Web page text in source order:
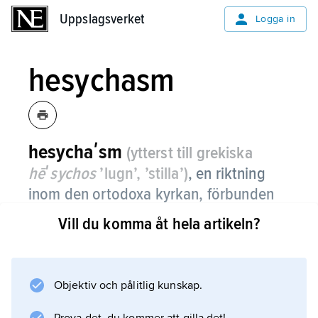
Uppslagsverket Logga in
hesychasm
hesychaʹsm (ytterst till grekiska
hēʹsychos’lugn’, ’stilla’), en riktning
inom den ortodoxa kyrkan, förbunden
med klostren och med ett tidigt
centrum på Athos.
Jesusbönen
Vill du komma åt hela artikeln?
Objektiv och pålitlig kunskap.